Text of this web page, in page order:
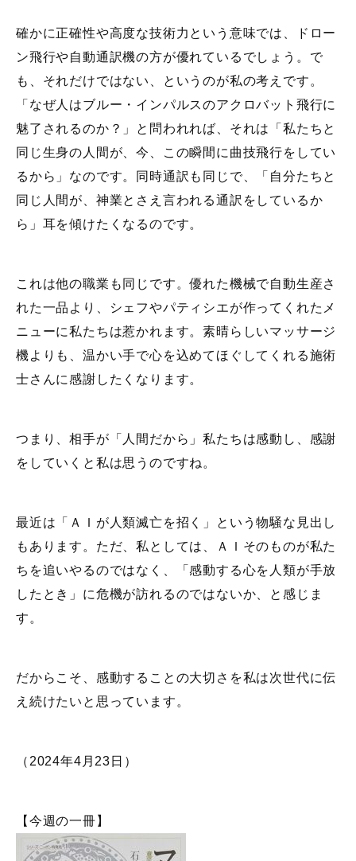
確かに正確性や高度な技術力という意味では、ドロー
ン飛行や自動通訳機の方が優れているでしょう。で
も、それだけではない、というのが私の考えです。
「なぜ人はブルー・インパルスのアクロバット飛行に
魅了されるのか？」と問われれば、それは「私たちと
同じ生身の人間が、今、この瞬間に曲技飛行をしてい
るから」なのです。同時通訳も同じで、「自分たちと
同じ人間が、神業とさえ言われる通訳をしているか
ら」耳を傾けたくなるのです。
これは他の職業も同じです。優れた機械で自動生産さ
れた一品より、シェフやパティシエが作ってくれたメ
ニューに私たちは惹かれます。素晴らしいマッサージ
機よりも、温かい手で心を込めてほぐしてくれる施術
士さんに感謝したくなります。
つまり、相手が「人間だから」私たちは感動し、感謝
をしていくと私は思うのですね。
最近は「ＡＩが人類滅亡を招く」という物騒な見出し
もあります。ただ、私としては、ＡＩそのものが私た
ちを追いやるのではなく、「感動する心を人類が手放
したとき」に危機が訪れるのではないか、と感じま
す。
だからこそ、感動することの大切さを私は次世代に伝
え続けたいと思っています。
（2024年4月23日）
【今週の一冊】